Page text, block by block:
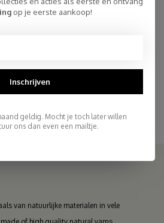
van natuurlijke materialen in vele
op je eerste aankoop!
Inschrijven
geldig. Mocht je toch later willen
ons dan even een mailtje.